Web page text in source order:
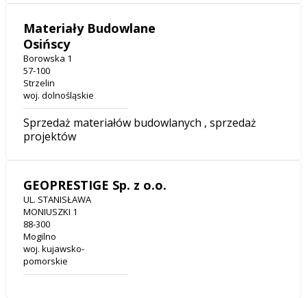
Materiały Budowlane
Osińscy
Borowska 1
57-100
Strzelin
woj. dolnośląskie
Sprzedaż materiałów budowlanych , sprzedaż
projektów
GEOPRESTIGE Sp. z o.o.
UL. STANISŁAWA
MONIUSZKI 1
88-300
Mogilno
woj. kujawsko-
pomorskie